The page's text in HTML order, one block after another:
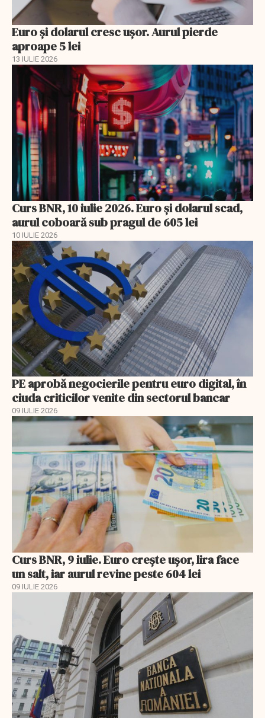
Euro și dolarul cresc ușor. Aurul pierde
aproape 5 lei
13 IULIE 2026
Curs BNR, 10 iulie 2026. Euro și dolarul scad,
aurul coboară sub pragul de 605 lei
10 IULIE 2026
PE aprobă negocierile pentru euro digital, în
ciuda criticilor venite din sectorul bancar
09 IULIE 2026
Curs BNR, 9 iulie. Euro crește ușor, lira face
un salt, iar aurul revine peste 604 lei
09 IULIE 2026